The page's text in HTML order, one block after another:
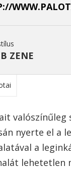
ZENE
nyerte el a
a
lehetetlen